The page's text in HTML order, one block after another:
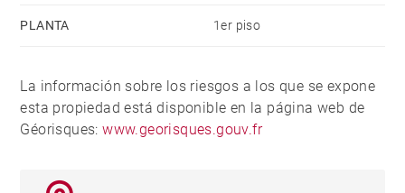
PLANTA 1er piso
La información sobre los riesgos a los que se expone
esta propiedad está disponible en la página web de
Géorisques:www.georisques.gouv.fr